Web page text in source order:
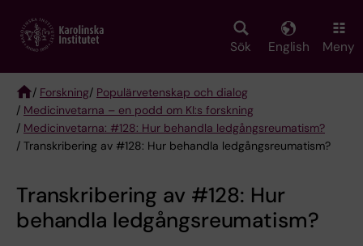
main
Sök English Meny
Breadcrumb
/ Forskning/ Populärvetenskap och dialog
/ Medicinvetarna – en podd om KI:s forskning
/ Medicinvetarna: #128: Hur behandla ledgångsreumatism?
/ Transkribering av #128: Hur behandla ledgångsreumatism?
Transkribering av #128: Hur
behandla ledgångsreumatism?